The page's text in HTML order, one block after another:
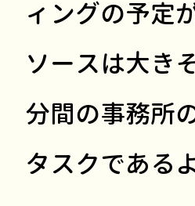
ィングの予定
ソースは大き
分間の事務所
タスクである